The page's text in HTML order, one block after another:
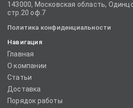
143000, Московская область,
стр.20 оф.7
Политика конфиденциальности
Навигация
Главная
О компании
Статьи
Доставка
Порядок работы